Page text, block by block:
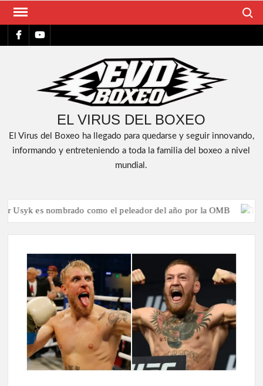
Saltar
contenidoFACEBOOK
YT
EL VIRUS DEL BOXEO
El Virus del Boxeo ha llegado para quedarse y seguir innovando,
informando y entreteniendo a toda la familia del boxeo a nivel
mundial.
es nombrado como el peleador del año por la OMB